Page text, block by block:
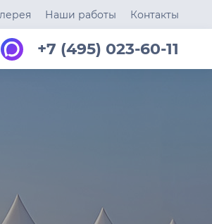
Наши работы Контакты
+7 (495) 023-60-11